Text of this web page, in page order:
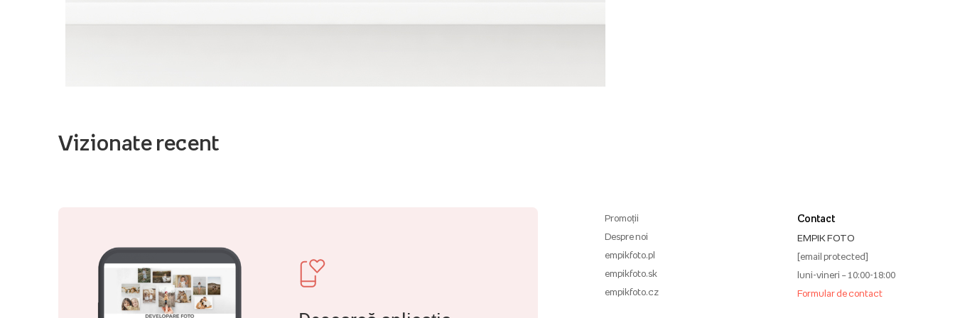
Vizionate recent
Promoții
Despre noi
empikfoto.pl
empikfoto.sk
empikfoto.cz
Contact
EMPIK FOTO
[email protected]
luni-vineri – 10:00-18:00
Formular de contact